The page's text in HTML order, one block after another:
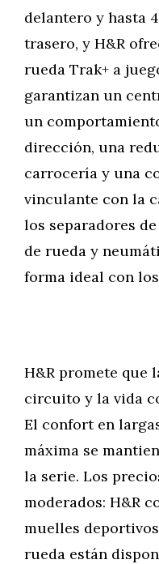
delantero y hasta
trasero, y H&R
rueda Trak+ a
garantizan un
un
dirección, una
carrocería y una
vinculante con la
los separadores
de rueda y
forma ideal con
H&R promete que
circuito y la vida
El confort en
máxima se
la serie. Los
moderados: H&R
muelles
rueda están